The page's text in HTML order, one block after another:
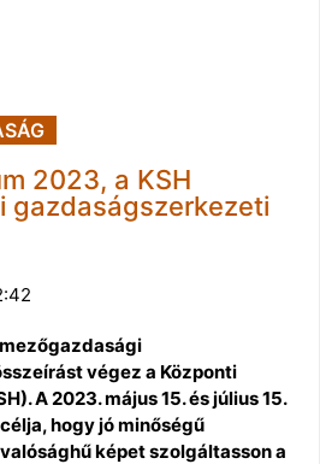
2023, a KSH
gazdaságszerkezeti
végez a Központi
A 2023. május 15. és július 15.
hogy jó minőségű
képet szolgáltasson a